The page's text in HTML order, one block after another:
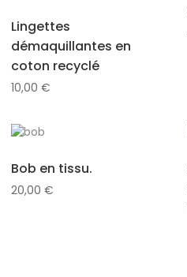
Lingettes
démaquillantes en
coton recyclé
10,00 €
Bob en tissu.
20,00 €